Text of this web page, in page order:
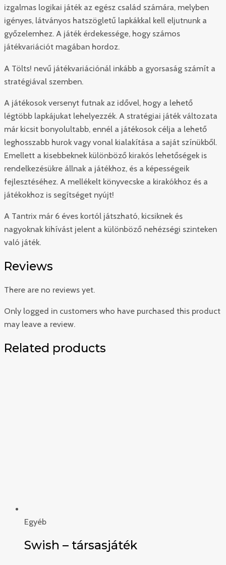
izgalmas logikai játék az egész család számára, melyben
igényes, látványos hatszögletű lapkákkal kell eljutnunk a
győzelemhez. A játék érdekessége, hogy számos
játékvariációt magában hordoz.
A Tölts! nevű játékvariációnál inkább a gyorsaság számít a
stratégiával szemben.
A játékosok versenyt futnak az idővel, hogy a lehető
légtöbb lapkájukat lehelyezzék. A stratégiai játék változata
már kicsit bonyolultabb, ennél a játékosok célja a lehető
leghosszabb hurok vagy vonal kialakítása a saját színükből.
Emellett a kisebbeknek különböző kirakós lehetőségek is
rendelkezésükre állnak a játékhoz, és a képességeik
fejlesztéséhez. A mellékelt könyvecske a kirakókhoz és a
játékokhoz is segítséget nyújt!
A Tantrix már 6 éves kortól játszható, kicsiknek és
nagyoknak kihívást jelent a különböző nehézségi szinteken
való játék.
Reviews
There are no reviews yet.
Only logged in customers who have purchased this product
may leave a review.
Related products
Egyéb
Swish – társasjáték